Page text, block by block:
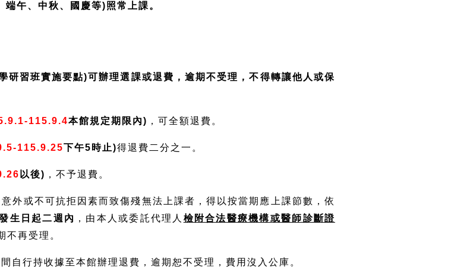
午、中秋、國慶等)照常上課。
研習班實施要點)可辦理選課或退費，逾期不受理，不得轉讓他人或保
115.9.4本館規定期限內) ，可全額退費。
115.9.25下午5時止)得退費二分之一。
以後) ，不予退費。
外或不可抗拒因素而致傷殘無法上課者，得以按當期應上課節數，依
生日起二週內 ，由本人或委託代理人 檢附合法醫療機構或醫師診斷證
不再受理。
自行持收據至本館辦理退費，逾期恕不受理，費用沒入公庫。